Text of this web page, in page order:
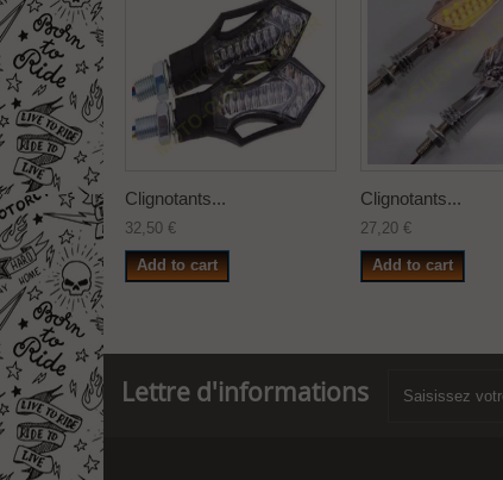
Clignotants...
32,50 €
Add to cart
Clignotants...
27,20 €
Add to cart
Lettre d'informations